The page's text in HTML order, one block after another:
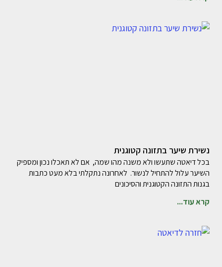
נשירת שיער בתזונה קטוגנית
בכל דיאטה שתעשו ולא משנה מהו שמה, אם לא תאכלו נכון ומספיק
השיער עלול להתחיל לנשור. לאחרונה נתקלתי בלא מעט כתבות
בגנות התזונה הקטוגנית והסיכונים
קרא עוד...